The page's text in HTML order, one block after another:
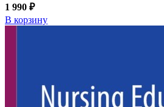
1 990 ₽
В корзину